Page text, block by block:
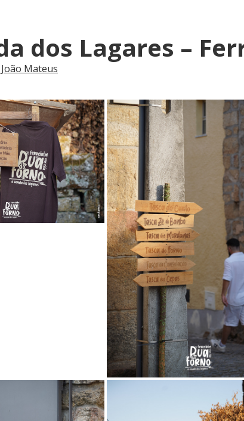
dos Lagares –
João Mateus